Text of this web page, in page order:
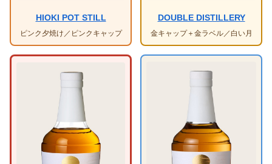
HIOKI POT STILL
ピンク夕焼け／ピンクキャップ
DOUBLE DISTILLERY
金キャップ＋金ラベル／白い月